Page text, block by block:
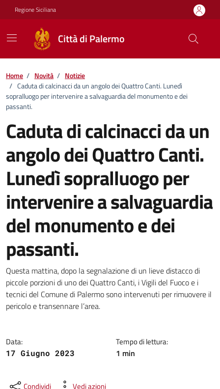
Vai ai contenuti
Vai al footer
Regione Siciliana
Città di Palermo
Home / Novità / Notizie
/ Caduta di calcinacci da un angolo dei Quattro Canti. Lunedì
sopralluogo per intervenire a salvaguardia del monumento e dei
passanti.
Caduta di calcinacci da un
angolo dei Quattro Canti.
Lunedì sopralluogo per
intervenire a salvaguardia
del monumento e dei
passanti.
Dettagli della notizia
Questa mattina, dopo la segnalazione di un lieve distacco di
piccole porzioni di uno dei Quattro Canti, i Vigili del Fuoco e i
tecnici del Comune di Palermo sono intervenuti per rimuovere il
pericolo e transennare l’area.
Data:
17 Giugno 2023
Tempo di lettura:
1 min
Condividi Vedi azioni